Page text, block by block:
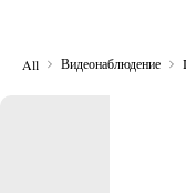
All Видеонаблюдение